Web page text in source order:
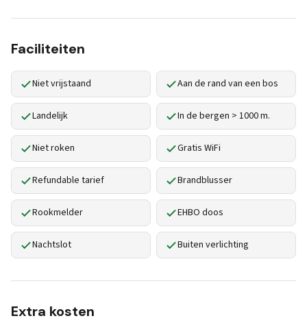
Faciliteiten
Niet vrijstaand Aan de rand van een bos
Landelijk In de bergen > 1000 m.
Niet roken Gratis WiFi
Refundable tarief Brandblusser
Rookmelder EHBO doos
Nachtslot Buiten verlichting
Extra kosten